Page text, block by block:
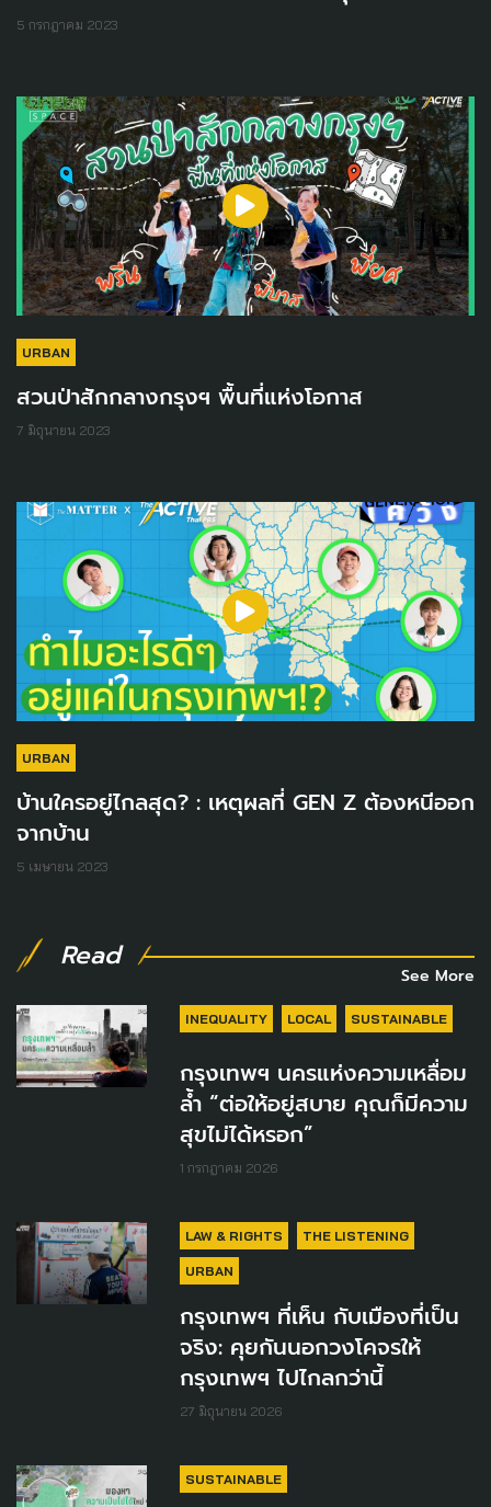
5 กรกฎาคม 2023
URBAN
สวนป่าสักกลางกรุงฯ พื้นที่แห่งโอกาส
7 มิถุนายน 2023
URBAN
บ้านใครอยู่ไกลสุด? : เหตุผลที่ GEN Z ต้องหนีออก
จากบ้าน
5 เมษายน 2023
Read
See More
INEQUALITY LOCAL SUSTAINABLE
กรุงเทพฯ นครแห่งความเหลื่อม
ล้ำ “ต่อให้อยู่สบาย คุณก็มีความ
สุขไม่ได้หรอก”
1 กรกฎาคม 2026
LAW & RIGHTS THE LISTENING
URBAN
กรุงเทพฯ ที่เห็น กับเมืองที่เป็น
จริง: คุยกันนอกวงโคจรให้
กรุงเทพฯ ไปไกลกว่านี้
27 มิถุนายน 2026
SUSTAINABLE